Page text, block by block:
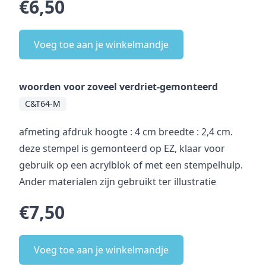
€6,50
Voeg toe aan je winkelmandje
woorden voor zoveel verdriet-gemonteerd
C&T64-M
afmeting afdruk hoogte : 4 cm breedte : 2,4 cm.
deze stempel is gemonteerd op EZ, klaar voor
gebruik op een acrylblok of met een stempelhulp.
Ander materialen zijn gebruikt ter illustratie
€7,50
Voeg toe aan je winkelmandje